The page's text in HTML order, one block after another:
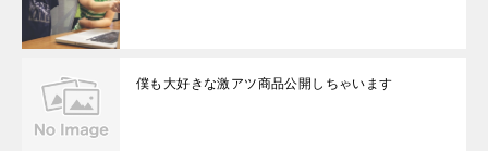
僕も大好きな激アツ商品公開しちゃいます